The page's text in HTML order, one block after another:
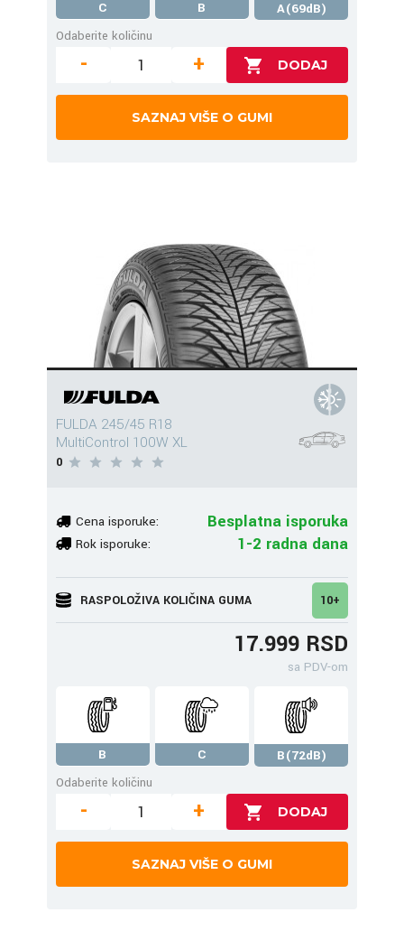
C B
A(69dB)
Odaberite količinu
- +
SAZNAJ VIŠE O GUMI
FULDA 245/45 R18
MultiControl 100W XL
0
Cena isporuke: Besplatna isporuka
Rok isporuke: 1-2 radna dana
RASPOLOŽIVA KOLIČINA GUMA 10+
17.999 RSD
sa PDV-om
B C
B(72dB)
Odaberite količinu
- +
SAZNAJ VIŠE O GUMI